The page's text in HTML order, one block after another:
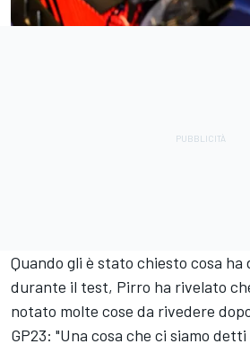
Quando gli è stato chiesto cosa
durante il test, Pirro ha rivelato
notato molte cose da rivedere
GP23: "Una cosa che ci siamo